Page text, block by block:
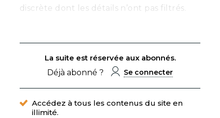
discrète dont les détails n’ont pas filtrés.
La suite est réservée aux abonnés.
Déjà abonné ?
Se connecter
Accédez à tous les contenus du site en
illimité.